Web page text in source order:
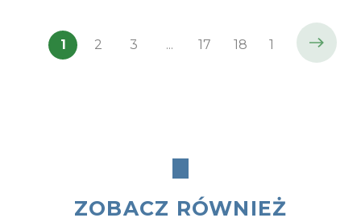
1 2 3 ... 17 18 19
ZOBACZ RÓWNIEŻ